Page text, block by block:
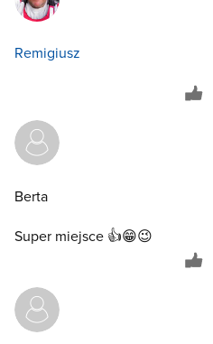
Remigiusz
Berta
Super miejsce 👍😁😉